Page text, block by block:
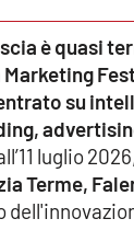
è quasi
su
luglio
Terme,